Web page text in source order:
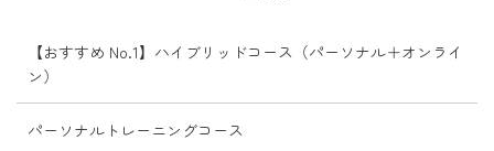
【おすすめ No.1】ハイブリッドコース（パーソナル＋オンライ
ン）
パーソナルトレーニングコース